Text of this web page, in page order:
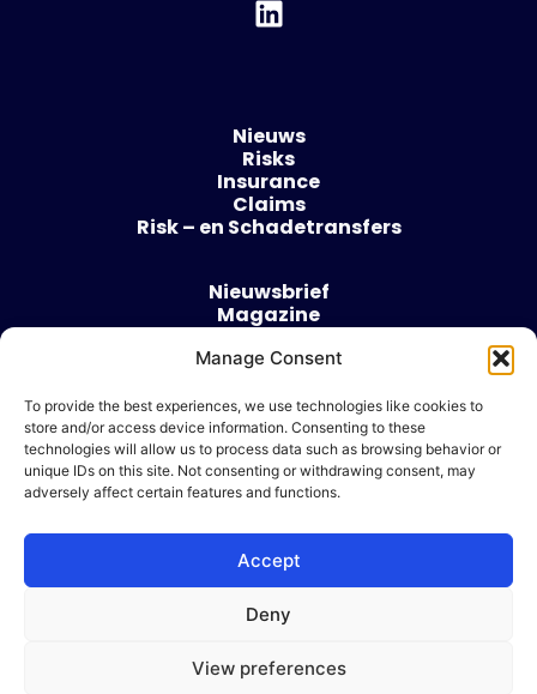
Manage Consent
To provide the best experiences, we use technologies like cookies to
store and/or access device information. Consenting to these
technologies will allow us to process data such as browsing behavior or
unique IDs on this site. Not consenting or withdrawing consent, may
adversely affect certain features and functions.
Accept
Deny
View preferences
Nieuws
Risks
Insurance
Claims
Risk – en Schadetransfers
Nieuwsbrief
Magazine
Over
Algemene voorwaarden
Cookie beleid
Ik wil adverteren
© 2026 Risk & Business
| Design & Development door